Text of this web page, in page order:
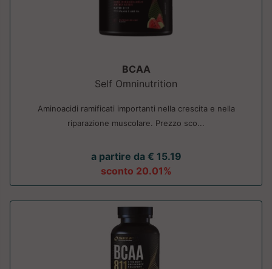
BCAA
Self Omninutrition
Aminoacidi ramificati importanti nella crescita e nella
riparazione muscolare. Prezzo sco...
a partire da € 15.19
sconto 20.01%